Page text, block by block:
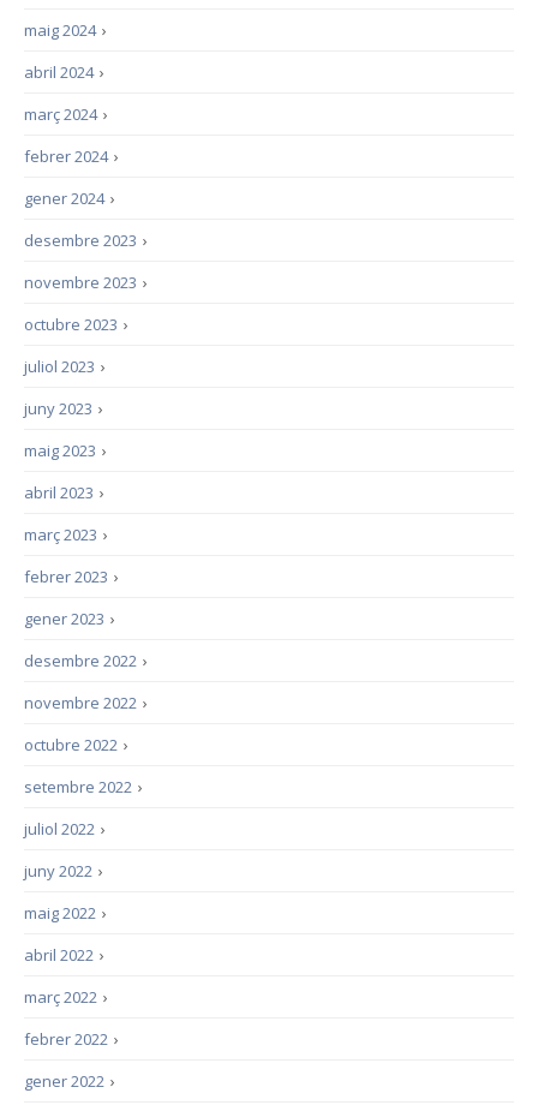
›
maig 2024
›
abril 2024
›
març 2024
›
febrer 2024
›
gener 2024
›
desembre 2023
›
novembre 2023
›
octubre 2023
›
juliol 2023
›
juny 2023
›
maig 2023
›
abril 2023
›
març 2023
›
febrer 2023
›
gener 2023
›
desembre 2022
›
novembre 2022
›
octubre 2022
›
setembre 2022
›
juliol 2022
›
juny 2022
›
maig 2022
›
abril 2022
›
març 2022
›
febrer 2022
›
gener 2022